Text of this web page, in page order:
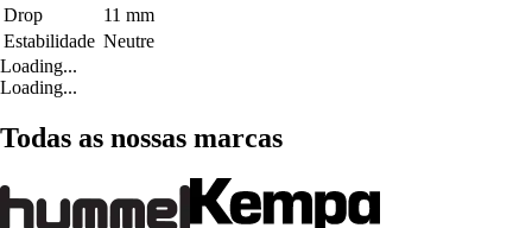
Drop
11 mm
Estabilidade Neutre
Loading...
Loading...
Todas as nossas marcas